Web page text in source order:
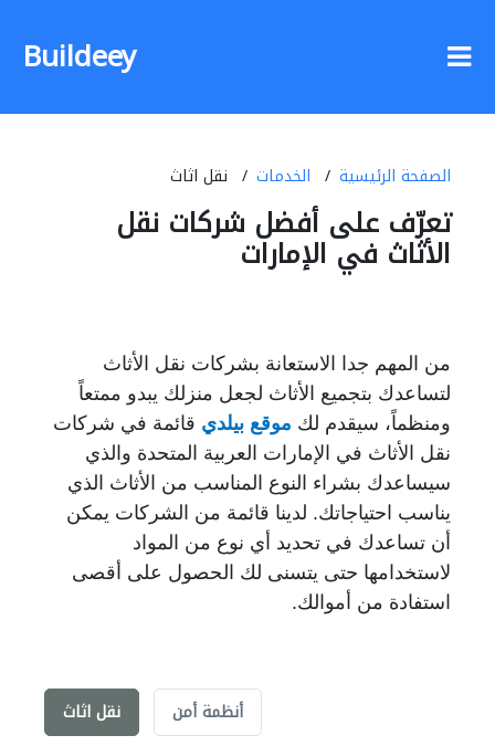
Buildeey
الصفحة الرئيسية الخدمات نقل اثاث
تعرّف على أفضل شركات نقل
الأثاث في الإمارات
من المهم جدا الاستعانة بشركات نقل الأثاث
لتساعدك بتجميع الأثاث لجعل منزلك يبدو ممتعاً
ومنظماً، سيقدم لك موقع بيلدي قائمة في شركات
نقل الأثاث في الإمارات العربية المتحدة والذي
سيساعدك بشراء النوع المناسب من الأثاث الذي
يناسب احتياجاتك. لدينا قائمة من الشركات يمكن
أن تساعدك في تحديد أي نوع من المواد
لاستخدامها حتى يتسنى لك الحصول على أقصى
استفادة من أموالك.
نقل اثاث أنظمة أمن